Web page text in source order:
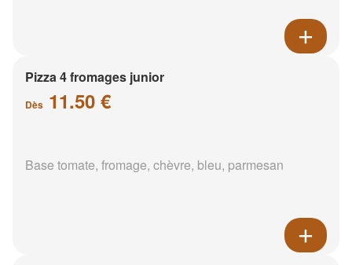
Pizza 4 fromages junior
Dès 11.50 €
Base tomate, fromage, chèvre, bleu, parmesan